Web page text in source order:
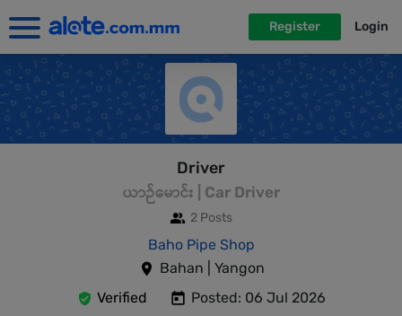
Register Login
Driver
ယာဉ်မောင်း | Car Driver
2 Posts
Baho Pipe Shop
Bahan | Yangon
Verified
Posted: 06 Jul 2026